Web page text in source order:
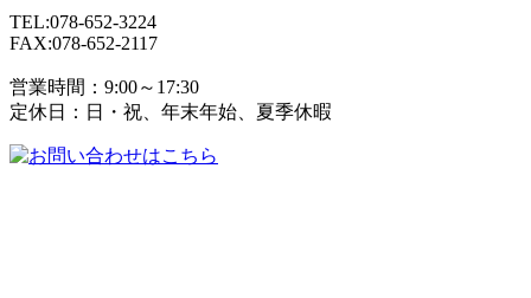
TEL:078-652-3224
FAX:078-652-2117
営業時間：9:00～17:30
定休日：日・祝、年末年始、夏季休暇